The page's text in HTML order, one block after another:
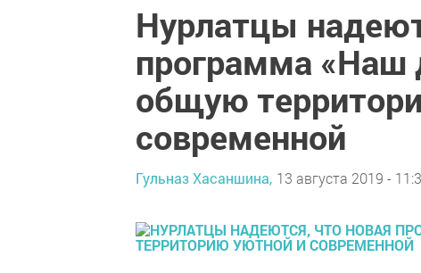
Нурлатцы
программа «Наш
общую
современной
Гульназ Хасаншина, 13 августа 2019 -